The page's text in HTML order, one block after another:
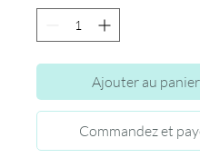
Ajouter au panier
Commandez et